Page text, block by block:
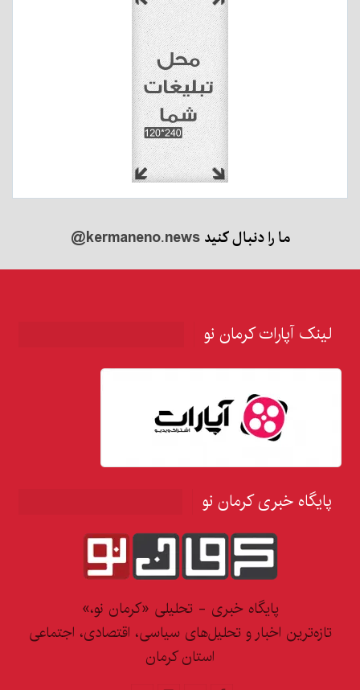
ما را دنبال کنید@kermaneno.news
لینک آپارات کرمان نو
پایگاه خبری کرمان نو
پایگاه خبری - تحلیلی «کرمان نو،»
تازه‌ترین اخبار و تحلیل‌های سیاسی، اقتصادی، اجتماعی
استان کرمان